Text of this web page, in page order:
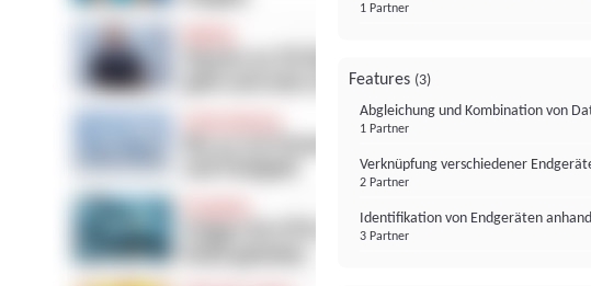
1 Partner
Features (3)
Abgleichung und Kombination von
1 Partner
Verknüpfung verschiedener
2 Partner
Identifikation von Endgeräten
3 Partner